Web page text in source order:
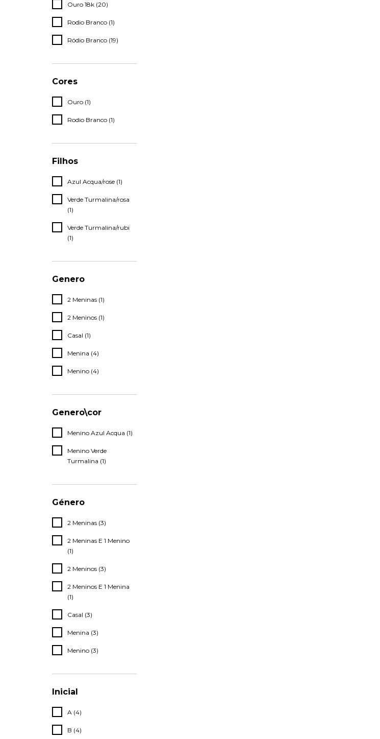
Ouro 18k (20)
Rodio Branco (1)
Ródio Branco (19)
Cores
Ouro (1)
Rodio Branco (1)
Filhos
Azul Acqua/rose (1)
Verde Turmalina/rosa
(1)
Verde Turmalina/rubi
(1)
Genero
2 Meninas (1)
2 Meninos (1)
Casal (1)
Menina (4)
Menino (4)
Genero\cor
Menino Azul Acqua (1)
Menino Verde
Turmalina (1)
Género
2 Meninas (3)
2 Meninas E 1 Menino
(1)
2 Meninos (3)
2 Meninos E 1 Menina
(1)
Casal (3)
Menina (3)
Menino (3)
Inicial
A (4)
B (4)